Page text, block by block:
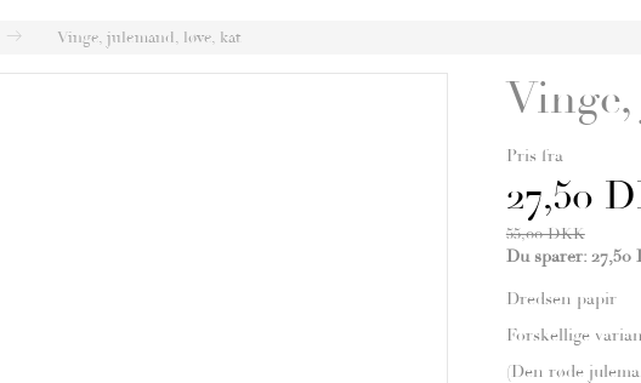
Vinge, julemand, løve, kat
Pris fra
27,50
55,00 DKK
Du sparer: 27,50
Dredsen papir
Forskellige
(Den røde